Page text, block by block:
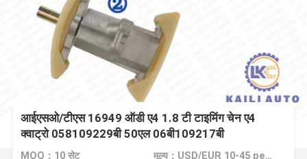
आईएसओ/टीएस 16949 ऑडी ए4 1.8 टी टाइमिंग चेन ए4
क्वाट्रो 058109229बी 50एल 06बी109217बी
MOQ：10 सेट मूल्य：USD/EUR 10-45 per set